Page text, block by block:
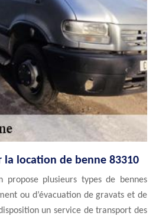
la location de benne 83310
propose plusieurs types de bennes
ou d’évacuation de gravats et de
un service de transport des